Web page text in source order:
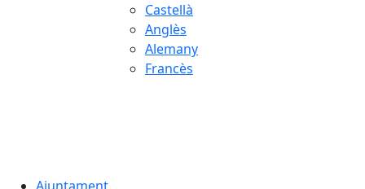
Castellà
Anglès
Alemany
Francès